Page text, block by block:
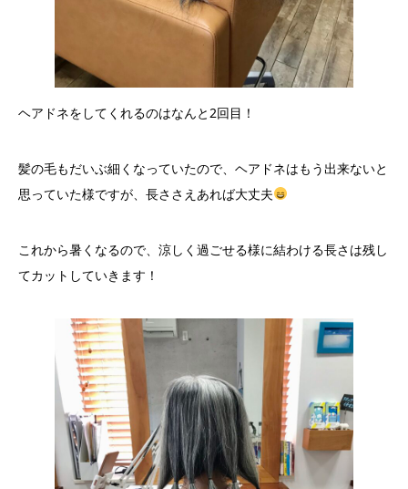
ヘアドネをしてくれるのはなんと2回目！
髪の毛もだいぶ細くなっていたので、ヘアドネはもう出来ないと
思っていた様ですが、長ささえあれば大丈夫
これから暑くなるので、涼しく過ごせる様に結わける長さは残し
てカットしていきます！